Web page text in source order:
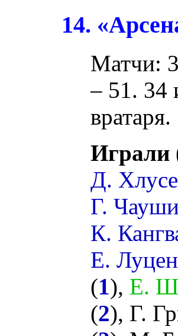
14.
Матчи:
– 51. 34
вратаря.
Играли
Д.
Г.
К.
Е.
(1), Е.
(2), Г.